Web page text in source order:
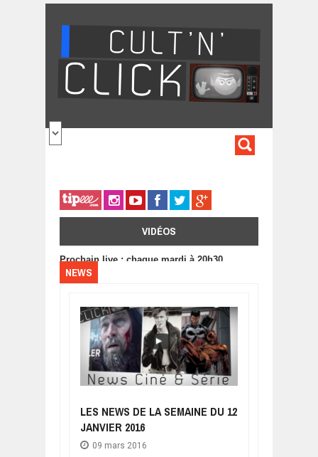
VIDÉOS
Prochain live : chaque mardi à 20h30
NEWS
LES NEWS DE LA SEMAINE DU 12
JANVIER 2016
09 mars 2016